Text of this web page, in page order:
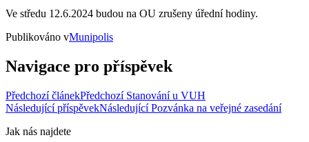
Ve středu 12.6.2024 budou na OU zrušeny úřední hodiny.
Publikováno vMunipolis
Navigace pro příspěvek
Předchozí článekPředchozí Stanování u VUH
Následující příspěvekNásledující Pozvánka na veřejné zasedání
Jak nás najdete